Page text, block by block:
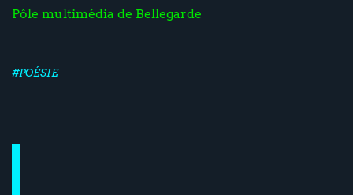
Pôle multimédia de Bellegarde
#POÉSIE